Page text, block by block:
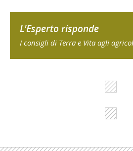
L'Esperto risponde
I consigli di Terra e Vita agli